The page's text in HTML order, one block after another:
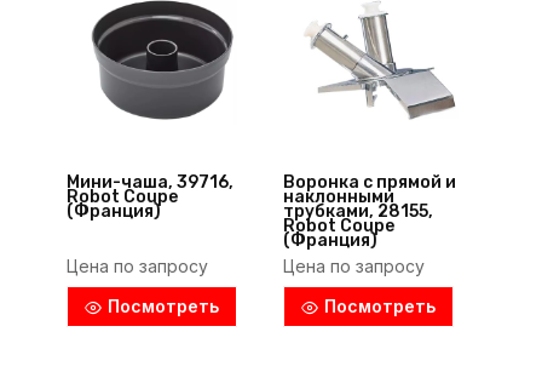
Мини-чаша, 39716,
Robot Coupe
(Франция)
Цена по запросу
Посмотреть
Воронка с прямой и
наклонными
трубками, 28155,
Robot Coupe
(Франция)
Цена по запросу
Посмотреть